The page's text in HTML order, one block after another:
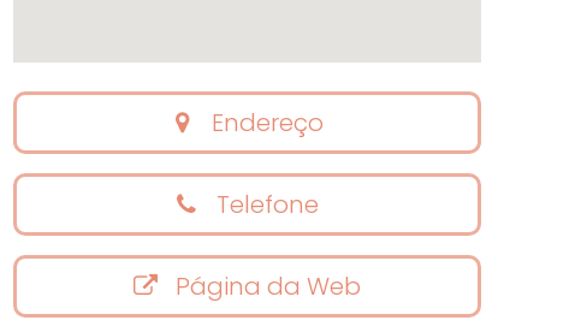
Endereço
Telefone
Página da Web